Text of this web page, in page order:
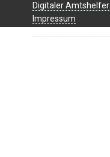
Digitaler Amtshelfer
Impressum